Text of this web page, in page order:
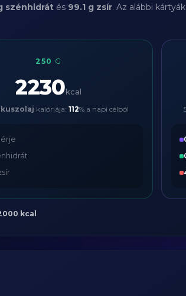
szénhidrát és 99.1 g zsír. Az alábbi
250 G
2230 kcal
kalóriája: 112% a napi célból
kcal .